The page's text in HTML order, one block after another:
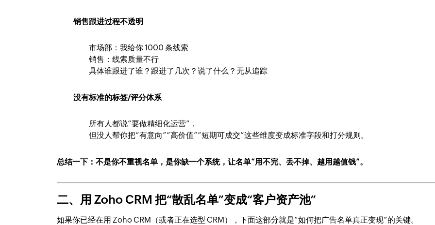
销售跟进过程不透明
市场部：我给你 1000 条线索
销售：线索质量不行
具体谁跟进了谁？跟进了几次？说了什么？无从追踪
没有标准的标签/评分体系
所有人都说“要做精细化运营”，
但没人帮你把“有意向”“高价值”“短期可成交”这些维度变成标准字段和打分规则。
总结一下：不是你不重视名单，是你缺一个系统，让名单“用不完、丢不掉、越用越值钱”。
二、用 Zoho CRM 把“散乱名单”变成“客户资产池”
如果你已经在用 Zoho CRM（或者正在选型 CRM），下面这部分就是“如何把广告名单真正变现”的关键。